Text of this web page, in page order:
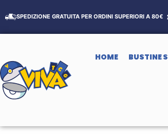
SPEDIZIONE GRATUITA PER ORDINI SUPERIORI A 80€
HOME BUSTINE